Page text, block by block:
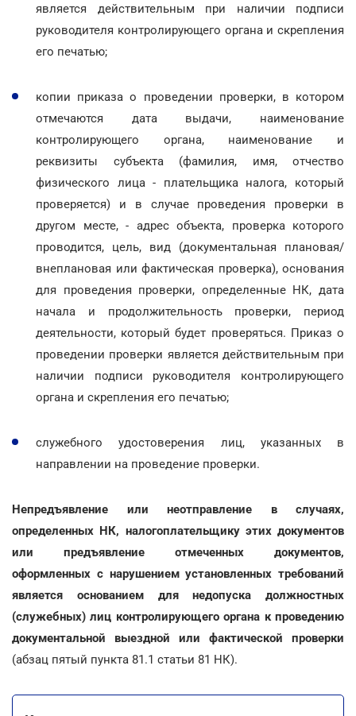
является действительным при наличии подписи
руководителя контролирующего органа и скрепления
его печатью;
копии приказа о проведении проверки, в котором
отмечаются дата выдачи, наименование
контролирующего органа, наименование и
реквизиты субъекта (фамилия, имя, отчество
физического лица - плательщика налога, который
проверяется) и в случае проведения проверки в
другом месте, - адрес объекта, проверка которого
проводится, цель, вид (документальная плановая/
внеплановая или фактическая проверка), основания
для проведения проверки, определенные НК, дата
начала и продолжительность проверки, период
деятельности, который будет проверяться. Приказ о
проведении проверки является действительным при
наличии подписи руководителя контролирующего
органа и скрепления его печатью;
служебного удостоверения лиц, указанных в
направлении на проведение проверки.
Непредъявление или неотправление в случаях,
определенных НК, налогоплательщику этих документов
или предъявление отмеченных документов,
оформленных с нарушением установленных требований
является основанием для недопуска должностных
(служебных) лиц контролирующего органа к проведению
документальной выездной или фактической проверки
(абзац пятый пункта 81.1 статьи 81 НК).